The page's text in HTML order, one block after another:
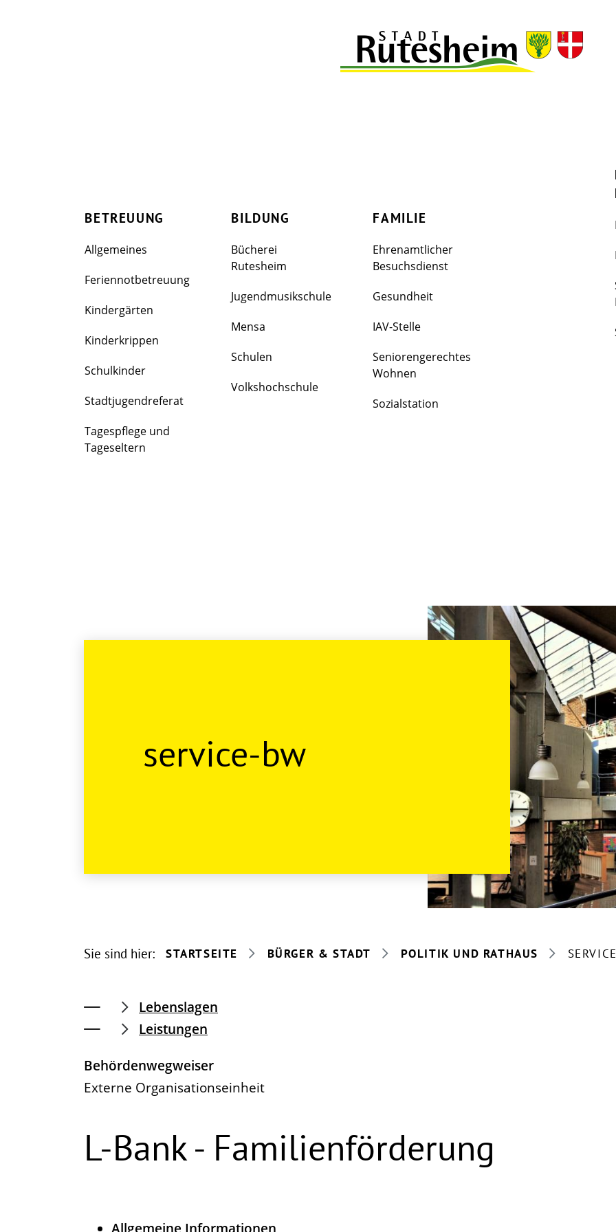
FAMILIE
BILDUNG
BETREUUNG
Allgemeines
Feriennotbetreuung
Kindergärten
Kinderkrippen
Schulkinder
Stadtjugendreferat
Tagespflege und
Tageseltern
BILDUNG
Bücherei
Rutesheim
Jugendmusikschule
Mensa
Schulen
Volkshochschule
FAMILIE
Ehrenamtlicher
Besuchsdienst
Gesundheit
IAV-Stelle
Seniorengerechtes
Wohnen
Sozialstation
service-bw
Sie sind hier: STARTSEITE BÜRGER & STADT POLITIK UND RATHAUS
Lebenslagen
Leistungen
Behördenwegweiser
Externe Organisationseinheit
L-Bank - Familienförderung